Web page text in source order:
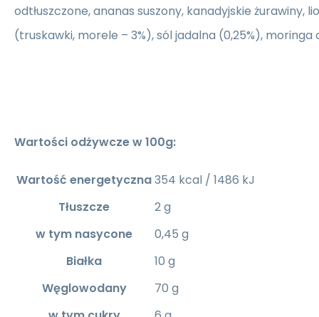
odtłuszczone, ananas suszony, kanadyjskie żurawiny,
(truskawki, morele – 3%), sól jadalna (0,25%), moringa
Wartości odżywcze w 100g:
Wartość energetyczna354 kcal / 1486 kJ
Tłuszcze
2 g
w tym nasycone
0,45 g
Białka
10 g
Węglowodany
70 g